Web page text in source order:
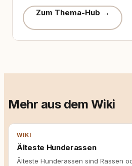
Zum Thema-Hub →
Mehr aus dem Wiki
WIKI
Älteste Hunderassen
Älteste Hunderassen sind Rassen